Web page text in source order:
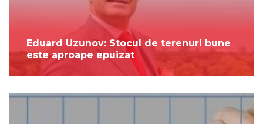
Eduard Uzunov: Stocul de terenuri bune
este aproape epuizat